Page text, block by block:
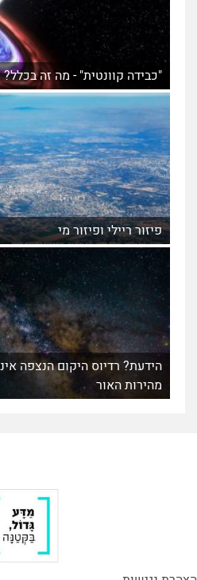
"כבידה קוונטית" - מה זה בכלל?
פיזור ריילי ופיזור מי
הידעת? רדיוס היקום הנצפה
מהירות האור